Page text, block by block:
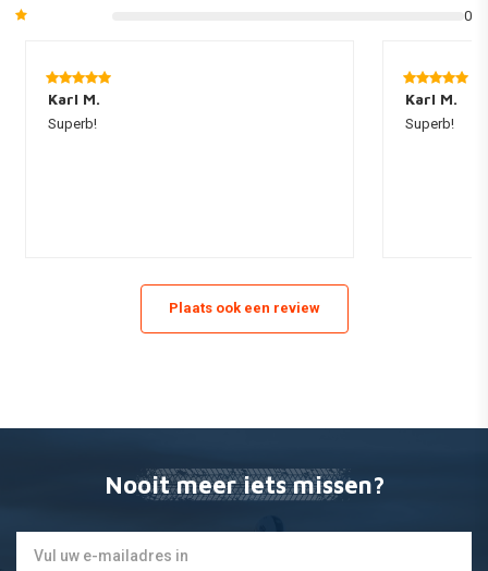
Wanneer je deze kennis zelf niet in huis hebt raden wij het aan een
- Remlicht schakelaar
0
Karl M.
Superb!
Karl M.
Superb!
Plaats ook een review
Nooit meer iets missen?